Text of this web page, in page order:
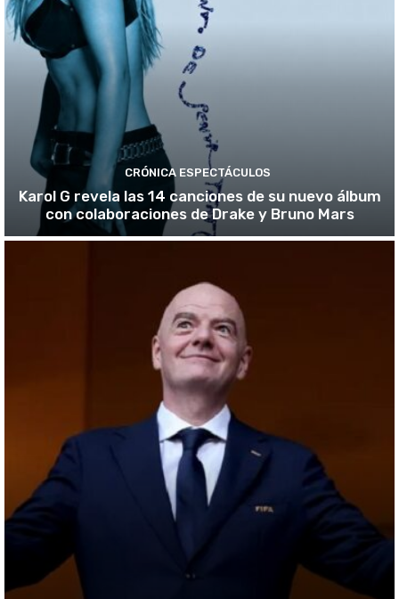
CRÓNICA ESPECTÁCULOS
Karol G revela las 14 canciones de su nuevo álbum
con colaboraciones de Drake y Bruno Mars